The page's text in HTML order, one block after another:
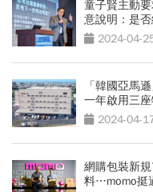
童子賢主動
意說明：是
2024-04-
「韓國亞馬
一年啟用三
2024-04-
網購包裝新
料…momo挺